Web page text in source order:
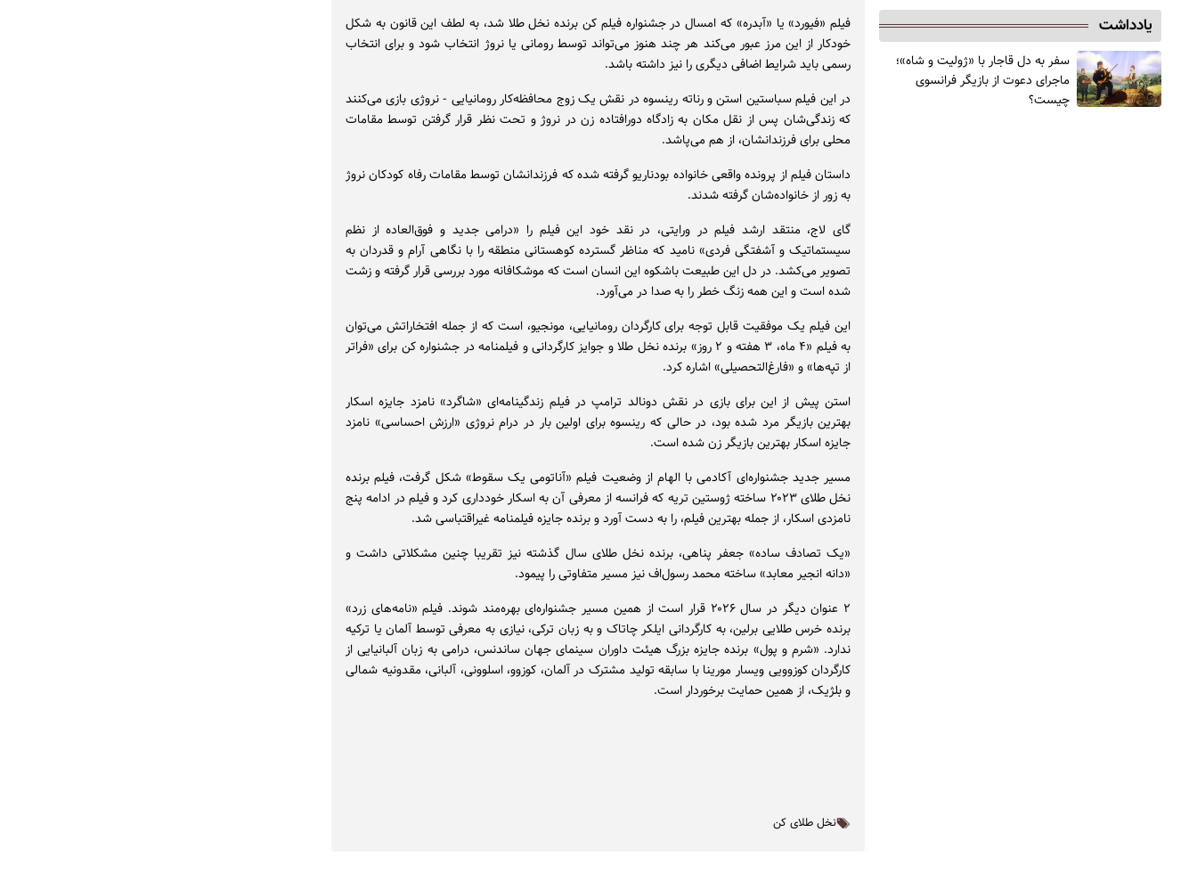
فیلم «فیورد» یا «آبدره» که امسال در جشنواره فیلم کن برنده نخل طلا شد، به لطف این قانون به شکل
خودکار از این مرز عبور می‌کند هر چند هنوز می‌تواند توسط رومانی یا نروژ انتخاب شود و برای انتخاب
رسمی باید شرایط اضافی دیگری را نیز داشته باشد.
در این فیلم سباستین استن و رناته رینسوه در نقش یک زوج محافظه‌کار رومانیایی - نروژی بازی می‌کنند
که زندگی‌شان پس از نقل مکان به زادگاه دورافتاده زن در نروژ و تحت نظر قرار گرفتن توسط مقامات
محلی برای فرزندانشان، از هم می‌پاشد.
داستان فیلم از پرونده واقعی خانواده بودناریو گرفته شده که فرزندانشان توسط مقامات رفاه کودکان نروژ
به زور از خانواده‌شان گرفته شدند.
گای لاج، منتقد ارشد فیلم در ورایتی، در نقد خود این فیلم را «درامی جدید و فوق‌العاده از نظم
سیستماتیک و آشفتگی فردی» نامید که مناظر گسترده کوهستانی منطقه را با نگاهی آرام و قدردان به
تصویر می‌کشد. در دل این طبیعت باشکوه این انسان است که موشکافانه مورد بررسی قرار گرفته و زشت
شده است و این همه زنگ خطر را به صدا در می‌آورد.
این فیلم یک موفقیت قابل توجه برای کارگردان رومانیایی، مونجیو، است که از جمله افتخاراتش می‌توان
به فیلم «۴ ماه، ۳ هفته و ۲ روز» برنده نخل طلا و جوایز کارگردانی و فیلمنامه در جشنواره کن برای «فراتر
از تپه‌ها» و «فارغ‌التحصیلی» اشاره کرد.
استن پیش از این برای بازی در نقش دونالد ترامپ در فیلم زندگینامه‌ای «شاگرد» نامزد جایزه اسکار
بهترین بازیگر مرد شده بود، در حالی که رینسوه برای اولین بار در درام نروژی «ارزش احساسی» نامزد
جایزه اسکار بهترین بازیگر زن شده است.
مسیر جدید جشنواره‌ای آکادمی با الهام از وضعیت فیلم «آناتومی یک سقوط» شکل گرفت، فیلم برنده
نخل طلای ۲۰۲۳ ساخته ژوستین تریه که فرانسه از معرفی آن به اسکار خودداری کرد و فیلم در ادامه پنج
نامزدی اسکار، از جمله بهترین فیلم، را به دست آورد و برنده جایزه فیلمنامه غیراقتباسی شد.
«یک تصادف ساده» جعفر پناهی، برنده نخل طلای سال گذشته نیز تقریبا چنین مشکلاتی داشت و
«دانه انجیر معابد» ساخته محمد رسول‌اف نیز مسیر متفاوتی را پیمود.
۲ عنوان دیگر در سال ۲۰۲۶ قرار است از همین مسیر جشنواره‌ای بهره‌مند شوند. فیلم «نامه‌های زرد»
برنده خرس طلایی برلین، به کارگردانی ایلکر چاتاک و به زبان ترکی، نیازی به معرفی توسط آلمان یا ترکیه
ندارد. «شرم و پول» برنده جایزه بزرگ هیئت داوران سینمای جهان ساندنس، درامی به زبان آلبانیایی از
کارگردان کوزوویی ویسار مورینا با سابقه تولید مشترک در آلمان، کوزوو، اسلوونی، آلبانی، مقدونیه شمالی
و بلژیک، از همین حمایت برخوردار است.
نخل طلای کن
یادداشت
سفر به دل قاجار با «ژولیت و شاه»؛
ماجرای دعوت از ‌بازیگر فرانسوی
چیست؟